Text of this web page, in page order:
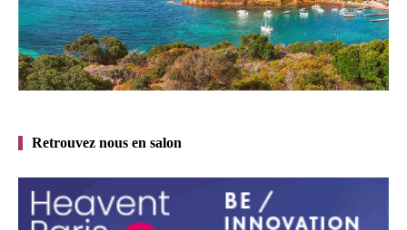
Retrouvez nous en salon